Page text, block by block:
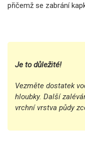
přičemž se zabrání
Je to důležité!
Vezměte dostatek
hloubky. Další
vrchní vrstva půdy